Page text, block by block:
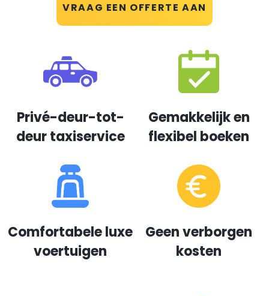
VRAAG EEN OFFERTE AAN
Privé-deur-tot-
deur taxiservice
Gemakkelijk en
flexibel boeken
Comfortabele luxe
voertuigen
Geen verborgen
kosten